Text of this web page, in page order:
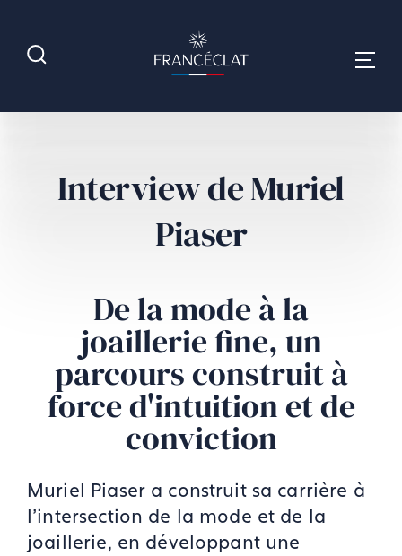
Interview de Muriel
Piaser
De la mode à la
joaillerie fine, un
parcours construit à
force d'intuition et de
conviction
Muriel Piaser a construit sa carrière à
l'intersection de la mode et de la
joaillerie, en développant une